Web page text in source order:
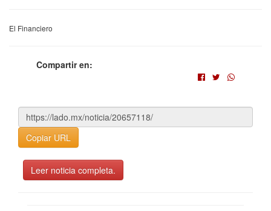
El Financiero
Compartir en:
Copiar URL
Leer noticia completa.